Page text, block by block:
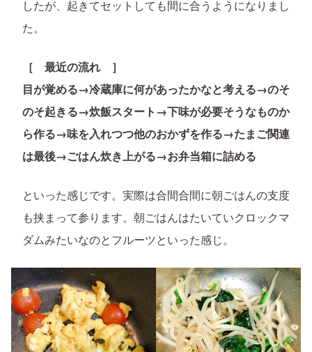
したが、起きてセットしても間に合うようになりまし
た。
［ 最近の流れ ］
目が覚める→冷蔵庫に何があったかなと考える→のそ
のそ起きる→炊飯スタート→下味が必要そうなものか
ら作る→味を入れつつ他のおかずを作る→たまご関連
は最後→ごはん炊き上がる→お弁当箱に詰める
といった感じです。実際は合間合間に朝ごはんの支度
も挟まって参ります。朝ごはんはたいていクロックマ
ダムみたいなのとフルーツといった感じ。